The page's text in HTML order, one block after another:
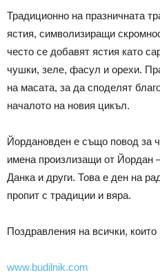
Традиционно на празничната
ястия, символизиращи
често се добавят ястия като
чушки, зеле, фасул и орехи.
на масата, за да споделят
началото на новия цикъл.
Йордановден е също повод за
имена произлизащи от Йордан
Данка и други. Това е ден на
пропит с традиции и вяра.
Поздравления на всички, които
www.budilnik.com